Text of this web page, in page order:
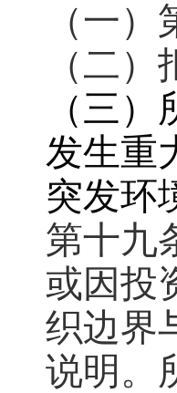
（一
（二
（三
发生重
突发环
第十九
或因投
织边界
说明。